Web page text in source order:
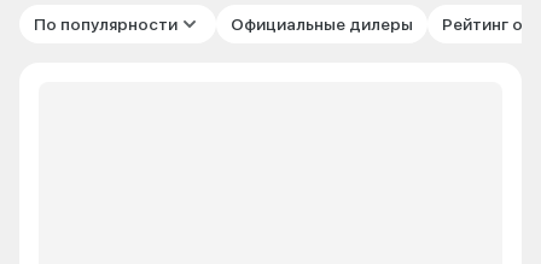
По популярности Официальные дилеры Рейтинг